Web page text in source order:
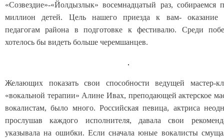
«Созвездие»-«Йолдызлык» восемнадцатый раз, собираемся
миллион детей. Цель нашего приезда к вам- оказание
педагогам района в подготовке к фестивалю. Среди
хотелось бы видеть больше черемшанцев.
Желающих показать свои способности ведущей мастер-
«вокальной терапии» Алине Ивах, преподающей актерское
вокалистам, было много. Российская певица, актриса
прослушав каждого исполнителя, давала свои
указывала на ошибки. Если сначала юные вокалисты